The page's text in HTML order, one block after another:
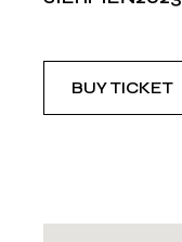
BUY TICKET